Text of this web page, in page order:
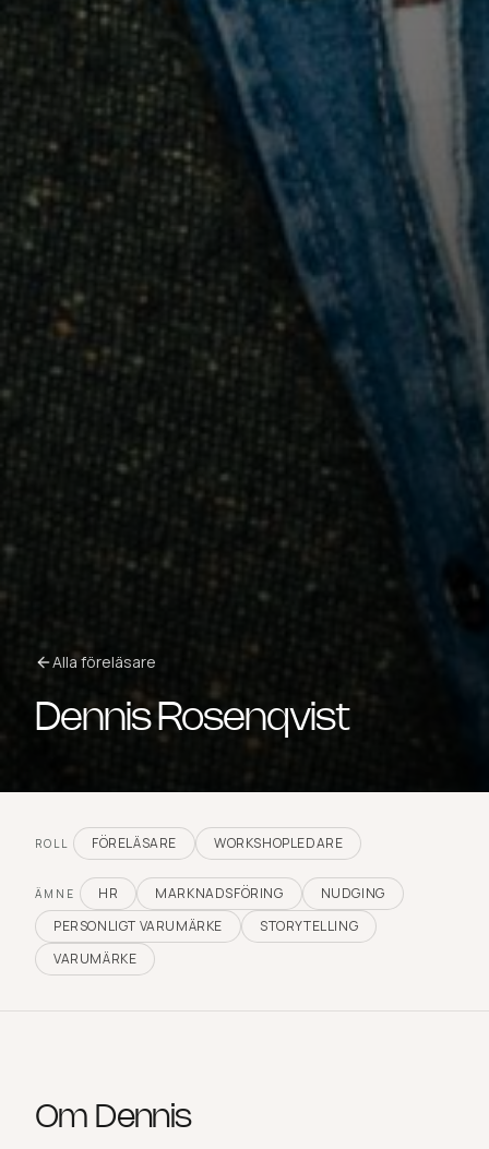
Alla föreläsare
Dennis Rosenqvist
ROLL FÖRELÄSARE WORKSHOPLEDARE
ÄMNE HR MARKNADSFÖRING
NUDGING
PERSONLIGT VARUMÄRKE
STORYTELLING
VARUMÄRKE
Om Dennis